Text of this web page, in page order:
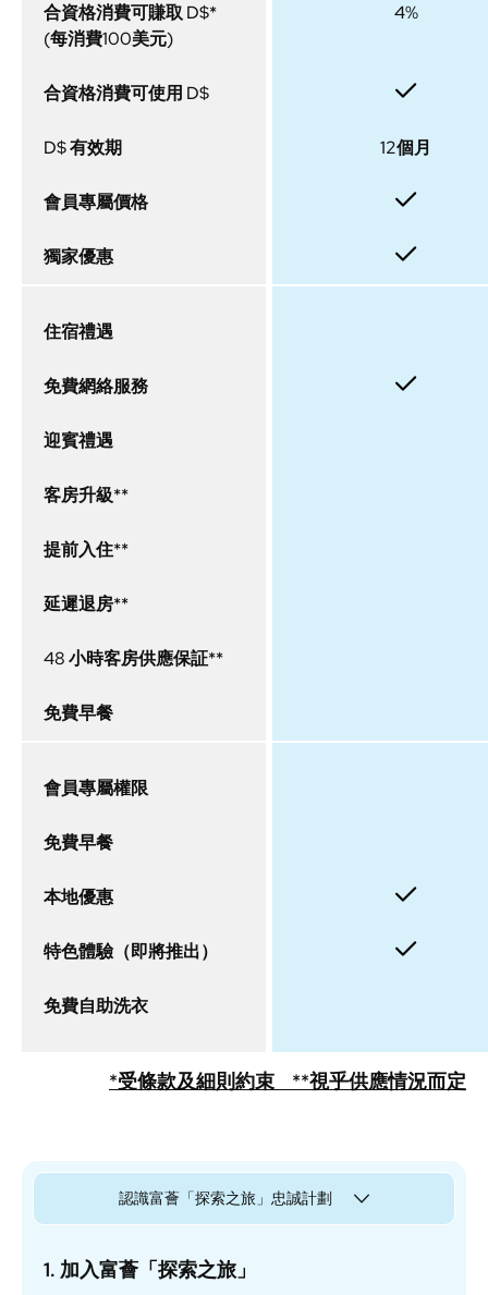
合資格消費可賺取 D$*
(每消費100美元)
4%
合資格消費可使用 D$
D$ 有效期 12個月
會員專屬價格
獨家優惠
住宿禮遇
免費網絡服務
迎賓禮遇
客房升級**
提前入住**
延遲退房**
48 小時客房供應保証**
免費早餐
會員專屬權限
免費早餐
本地優惠
特色體驗（即將推出）
免費⾃助洗⾐
*受條款及細則約束 **視乎供應情況而定
認識富薈「探索之旅」忠誠計劃
1. 加入富薈「探索之旅」